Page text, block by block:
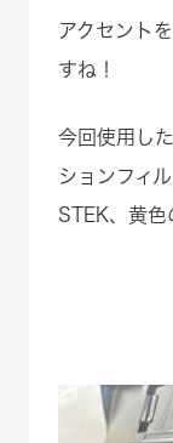
アクセント
すね！
今回使用し
ションフィ
STEK、黄色